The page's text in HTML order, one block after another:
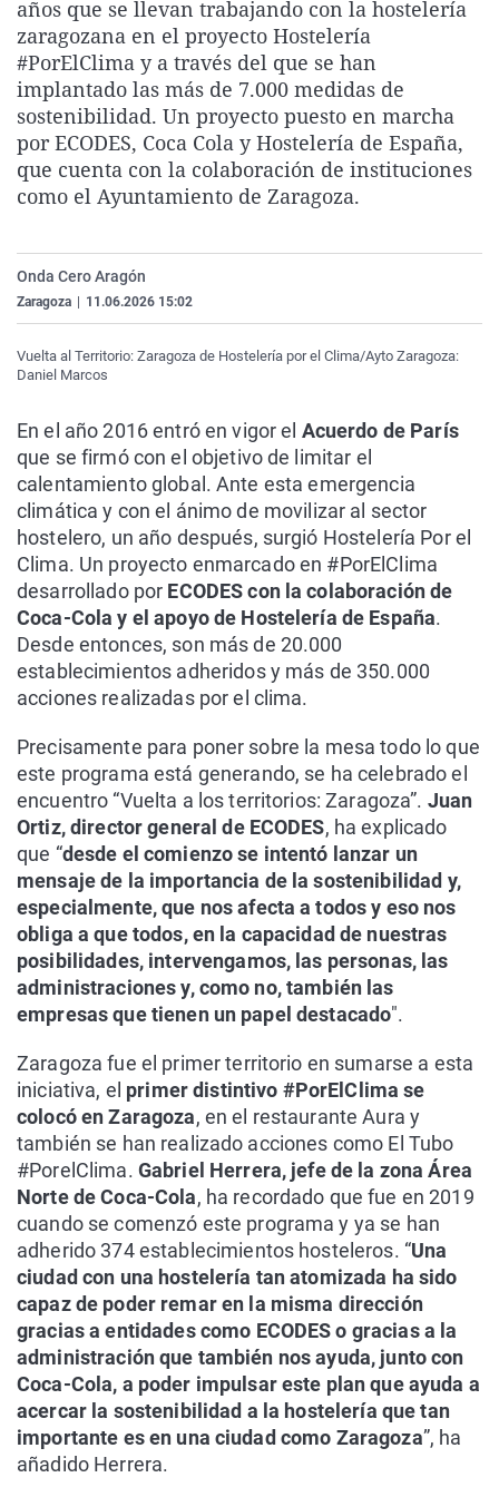
La rosa de los vientos
Gente viajera
Como el perro y el
Caso
Retornados
Equipo de
Operación Viuda
Extremadura
Galicia
La Rioja
Navarra
País Vasco
Virales
Televisión
Elecciones
años que se llevan trabajando con la hostelería
zaragozana en el proyecto Hostelería
#PorElClima y a través del que se han
implantado las más de 7.000 medidas de
sostenibilidad. Un proyecto puesto en marcha
por ECODES, Coca Cola y Hostelería de España,
que cuenta con la colaboración de instituciones
como el Ayuntamiento de Zaragoza.
Onda Cero Aragón
Zaragoza 11.06.2026 15:02
Vuelta al Territorio: Zaragoza de Hostelería por el Clima/Ayto Zaragoza:
Daniel Marcos
En el año 2016 entró en vigor el Acuerdo de París
que se firmó con el objetivo de limitar el
calentamiento global. Ante esta emergencia
climática y con el ánimo de movilizar al sector
hostelero, un año después, surgió Hostelería Por el
Clima. Un proyecto enmarcado en #PorElClima
desarrollado por ECODES con la colaboración de
Coca-Cola y el apoyo de Hostelería de España.
Desde entonces, son más de 20.000
establecimientos adheridos y más de 350.000
acciones realizadas por el clima.
Precisamente para poner sobre la mesa todo lo que
este programa está generando, se ha celebrado el
encuentro “Vuelta a los territorios: Zaragoza”. Juan
Ortiz, director general de ECODES, ha explicado
que “desde el comienzo se intentó lanzar un
mensaje de la importancia de la sostenibilidad y,
especialmente, que nos afecta a todos y eso nos
obliga a que todos, en la capacidad de nuestras
posibilidades, intervengamos, las personas, las
administraciones y, como no, también las
empresas que tienen un papel destacado".
Zaragoza fue el primer territorio en sumarse a esta
iniciativa, el primer distintivo #PorElClima se
colocó en Zaragoza, en el restaurante Aura y
también se han realizado acciones como El Tubo
#PorelClima. Gabriel Herrera, jefe de la zona Área
Norte de Coca-Cola, ha recordado que fue en 2019
cuando se comenzó este programa y ya se han
adherido 374 establecimientos hosteleros. “Una
ciudad con una hostelería tan atomizada ha sido
capaz de poder remar en la misma dirección
gracias a entidades como ECODES o gracias a la
administración que también nos ayuda, junto con
Coca-Cola, a poder impulsar este plan que ayuda a
acercar la sostenibilidad a la hostelería que tan
importante es en una ciudad como Zaragoza”, ha
añadido Herrera.